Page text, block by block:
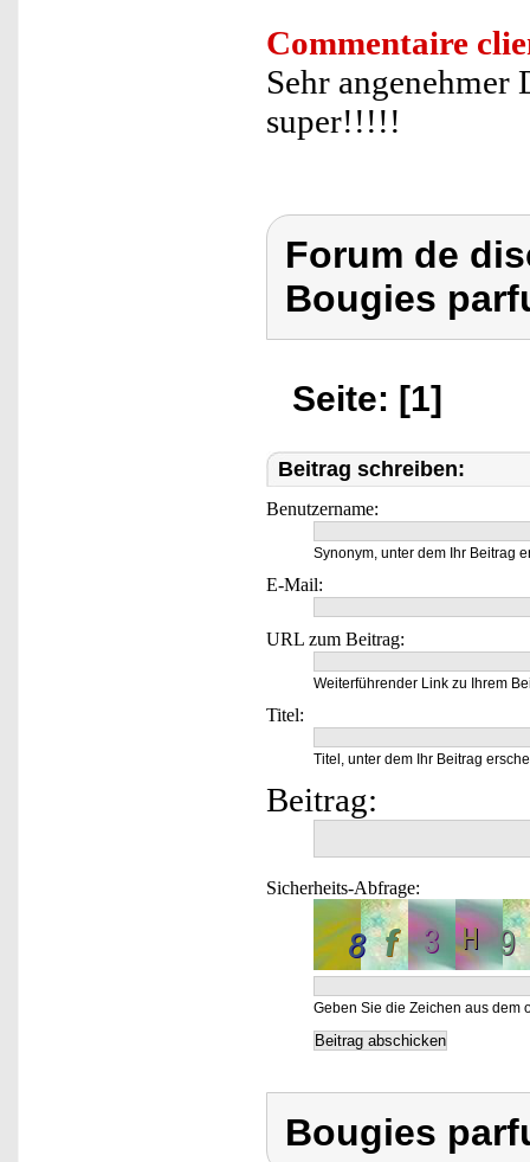
Commentaire
Sehr
super!!!!!
Forum de
Bougies
Seite: [1]
Beitrag schreiben:
Benutzername:
Synonym, unter dem Ihr Beitrag
E-Mail:
URL zum Beitrag:
Weiterführender Link zu Ihrem
Titel:
Titel, unter dem Ihr Beitrag
Beitrag:
Sicherheits-Abfrage:
Geben Sie die Zeichen aus dem
Bougies